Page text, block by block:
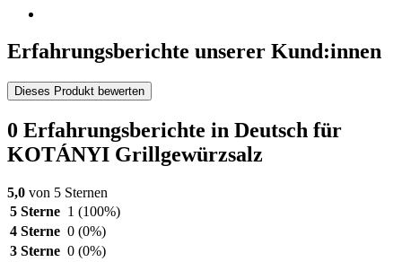
Erfahrungsberichte unserer Kund:innen
Dieses Produkt bewerten
0 Erfahrungsberichte in Deutsch für
KOTÁNYI Grillgewürzsalz
5,0 von 5 Sternen
5 Sterne 1 (100%)
4 Sterne 0 (0%)
3 Sterne 0 (0%)